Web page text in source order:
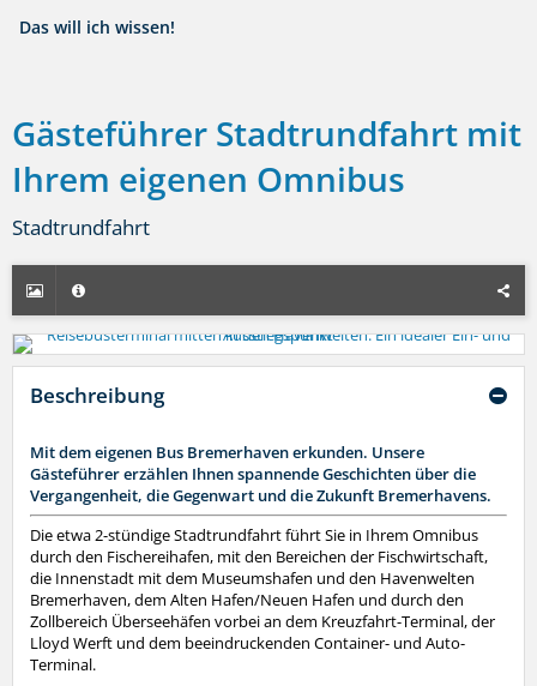
Das will ich wissen!
Gästeführer Stadtrundfahrt mit
Ihrem eigenen Omnibus
Stadtrundfahrt
Beschreibung
Mit dem eigenen Bus Bremerhaven erkunden. Unsere
Gästeführer erzählen Ihnen spannende Geschichten über die
Vergangenheit, die Gegenwart und die Zukunft Bremerhavens.
Die etwa 2-stündige Stadtrundfahrt führt Sie in Ihrem Omnibus
durch den Fischereihafen, mit den Bereichen der Fischwirtschaft,
die Innenstadt mit dem Museumshafen und den Havenwelten
Bremerhaven, dem Alten Hafen/Neuen Hafen und durch den
Zollbereich Überseehäfen vorbei an dem Kreuzfahrt-Terminal, der
Lloyd Werft und dem beeindruckenden Container- und Auto-
Terminal.